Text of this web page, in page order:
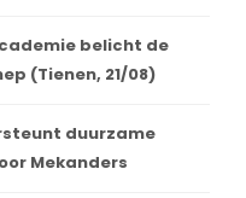
belicht de
(Tienen, 21/08)
duurzame
Mekanders